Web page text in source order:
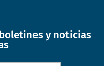
y noticias